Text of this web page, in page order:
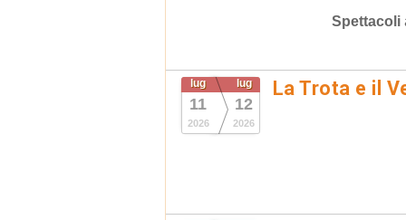
Spettacoli
lug
11
2026
lug
12
2026
La Trota e il